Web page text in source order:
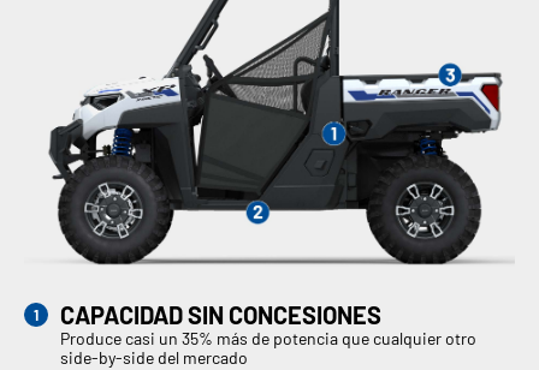
CAPACIDAD SIN CONCESIONES
Produce casi un 35% más de potencia que cualquier otro
side-by-side del mercado